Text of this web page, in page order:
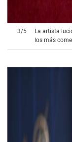
3/5
La artista
los más